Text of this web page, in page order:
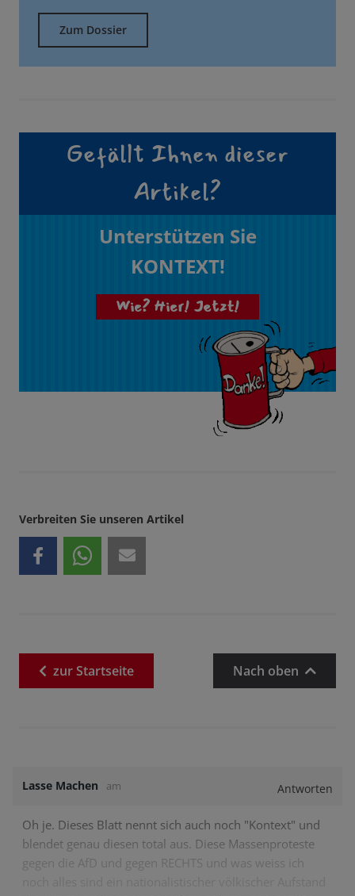
Zum Dossier
Gefällt Ihnen dieser
Artikel?
Unterstützen Sie
KONTEXT!
Wie? Hier! Jetzt!
Verbreiten Sie unseren Artikel
zurStartseite Nach oben
Lasse Machen am Antworten
Oh je. Dieses Blatt nennt sich auch noch "Kontext" und
blendet genau diesen total aus. Diese Massenproteste
gegen die AfD und gegen RECHTS und was weiss ich